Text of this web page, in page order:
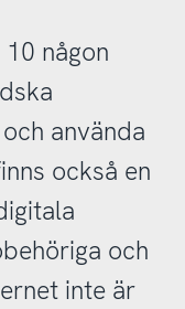
någon
använda
också en
och
inte är